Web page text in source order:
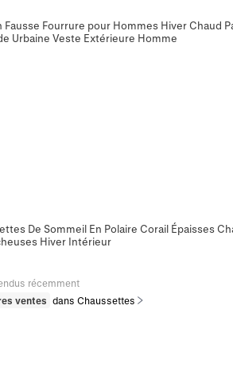
Fausse Fourrure pour Hommes Hiver Chaud
Urbaine Veste Extérieure Homme
De Sommeil En Polaire Corail Épaisses
Hiver Intérieur
récemment
ventes dans Chaussettes